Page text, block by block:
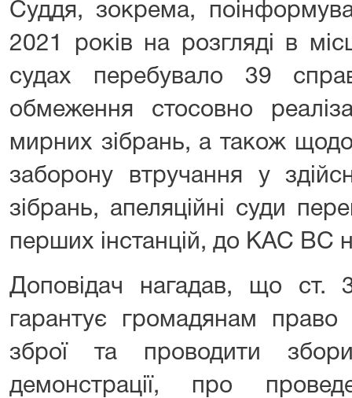
Суддя, зокрема,
2021 років на розгляді в
судах перебувало 39
обмеження стосовно
мирних зібрань, а також
заборону втручання у
зібрань, апеляційні суди
перших інстанцій, до КАС ВС
Доповідач нагадав, що ст.
гарантує громадянам
зброї та проводити
демонстрації, про